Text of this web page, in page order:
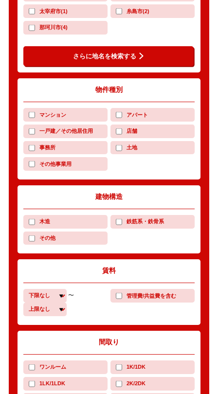
太宰府市(1) 糸島市(2)
那珂川市(4)
さらに地名を検索する
物件種別
マンション アパート
一戸建／その他居住用 店舗
事務所 土地
その他事業用
建物構造
木造 鉄筋系・鉄骨系
その他
賃料
〜 管理費/共益費を含む
間取り
ワンルーム 1K/1DK
1LK/1LDK 2K/2DK